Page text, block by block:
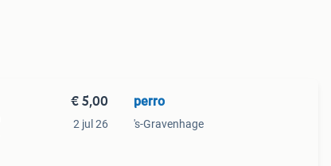
€ 5,00
2 jul 26
perro
's-Gravenhage